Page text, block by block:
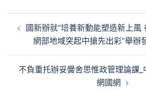
章
國新辦就“培養新動能塑造新上風
網部地域突起中搶先出彩”舉辦
不負重托辦妥黌舍思惟政管理論課
網國網